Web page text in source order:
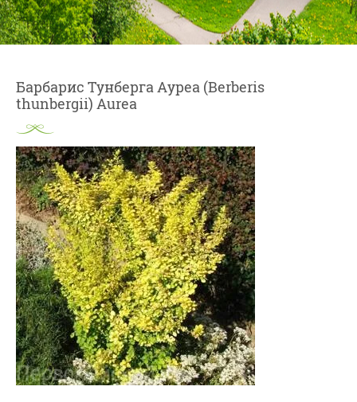
Барбарис Тунберга Ауреа (Berberis
thunbergii) Aurea